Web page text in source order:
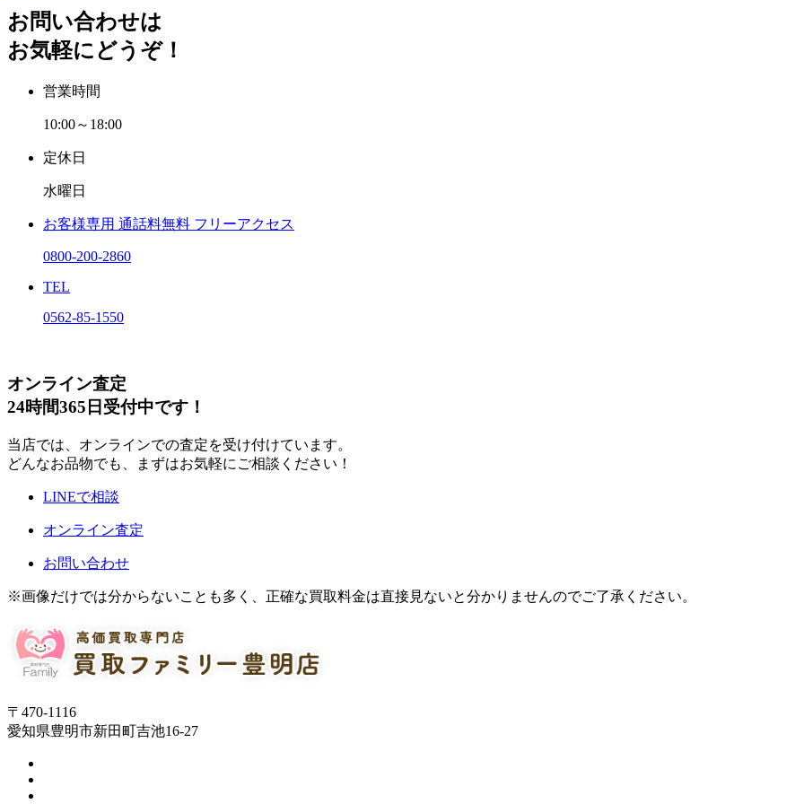
お問い合わせは
お気軽にどうぞ！
営業時間
10:00～18:00
定休日
水曜日
お客様専用 通話料無料 フリーアクセス
0800-200-2860
TEL
0562-85-1550
オンライン査定
24時間365日受付中です！
当店では、オンラインでの査定を受け付けています。
どんなお品物でも、まずはお気軽にご相談ください！
LINEで相談
オンライン査定
お問い合わせ
※画像だけでは分からないことも多く、正確な買取料金は直接見ないと分かりませんのでご了承ください。
〒470-1116
愛知県豊明市新田町吉池16-27